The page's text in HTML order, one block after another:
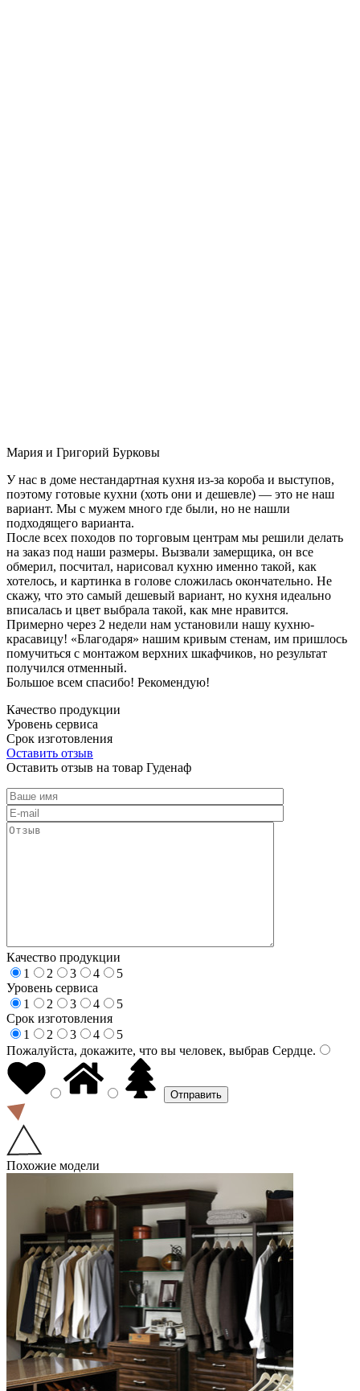
Мария и Григорий Бурковы
У нас в доме нестандартная кухня из-за короба и выступов,
поэтому готовые кухни (хоть они и дешевле) — это не наш
вариант. Мы с мужем много где были, но не нашли
подходящего варианта.
После всех походов по торговым центрам мы решили делать
на заказ под наши размеры. Вызвали замерщика, он все
обмерил, посчитал, нарисовал кухню именно такой, как
хотелось, и картинка в голове сложилась окончательно. Не
скажу, что это самый дешевый вариант, но кухня идеально
вписалась и цвет выбрала такой, как мне нравится.
Примерно через 2 недели нам установили нашу кухню-
красавицу! «Благодаря» нашим кривым стенам, им пришлось
помучиться с монтажом верхних шкафчиков, но результат
получился отменный.
Большое всем спасибо! Рекомендую!
Качество продукции
Уровень сервиса
Срок изготовления
Оставить отзыв
Оставить отзыв на товар Гуденаф
Качество продукции
1
2 3 4
5
Уровень сервиса
1
2 3 4
5
Срок изготовления
1
2 3 4
5
Пожалуйста, докажите, что вы человек, выбрав Сердце.
Похожие модели